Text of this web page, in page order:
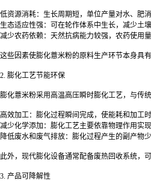
低资源消耗：生长周期短，单位产量对水、肥消
生态适应性强：可在轮作体系中生长，减少土壤
减少农药依赖：天然抗病能力较强，农药使用量
这些因素使膨化薏米粉的原料生产环节本身具有
2. 膨化工艺节能环保
膨化薏米粉采用高温高压瞬时膨化工艺，与传
高效加工：膨化过程瞬间完成，使能耗和加工时
减少化学添加：膨化工艺主要依靠物理作用实
降低废水和废气排放：膨化过程产生的副产物
此外，现代膨化设备通常配备废热回收系统，
3. 产品可降解性